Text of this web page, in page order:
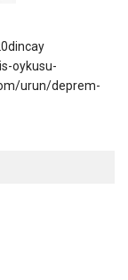
oykusu-
urun/deprem-